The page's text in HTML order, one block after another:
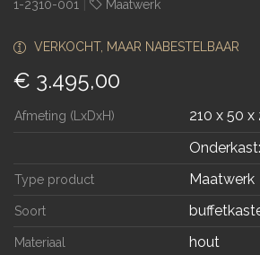
1-2310-001 Maatwerk
VERKOCHT, MAAR NABESTELBAAR
€ 3.495,00
Afmeting (LxDxH) 210 x 50 x
Type product Maatwerk
Soort
Materiaal hout